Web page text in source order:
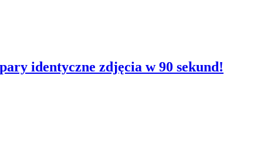
identyczne zdjęcia w 90 sekund!